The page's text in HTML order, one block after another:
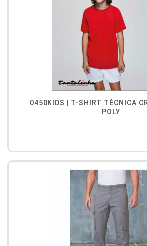
0450KIDS | T-SHIRT TÉCNICA
POLY